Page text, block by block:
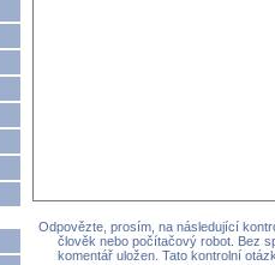
Odpovězte, prosím, na následující
člověk nebo počítačový robot. Bez
komentář uložen. Tato kontrolní